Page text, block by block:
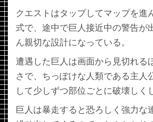
クエストはタップしてマップを進
式で、途中で巨人接近中の警告が
ん親切な設計になっている。
遭遇した巨人は画面から見切れる
さで、ちっぽけな人類である主人
して少しずつ部位ごとに破壊しく
巨人は暴走すると恐ろしく強力な